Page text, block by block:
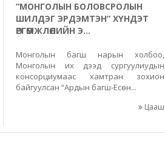
“МОНГОЛЫН БОЛОВСРОЛЫН
ШИЛДЭГ ЭРДЭМТЭН” ХҮНДЭТ
ӨРГӨМЖЛӨЛИЙН Э...
Монголын багш нарын холбоо,
Монголын их дээд сургуулиудын
консорциумаас хамтран зохион
байгуулсан “Ардын багш-Есөн...
Цааш